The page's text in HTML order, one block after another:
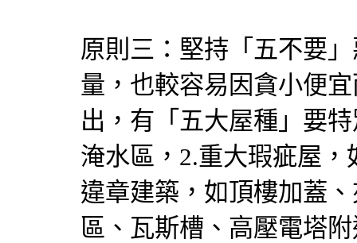
原則三：堅持「五不要
量，也較容易因貪小便
出，有「五大屋種」要
淹水區，2.重大瑕疵屋
違章建築，如頂樓加蓋
區、瓦斯槽、高壓電塔